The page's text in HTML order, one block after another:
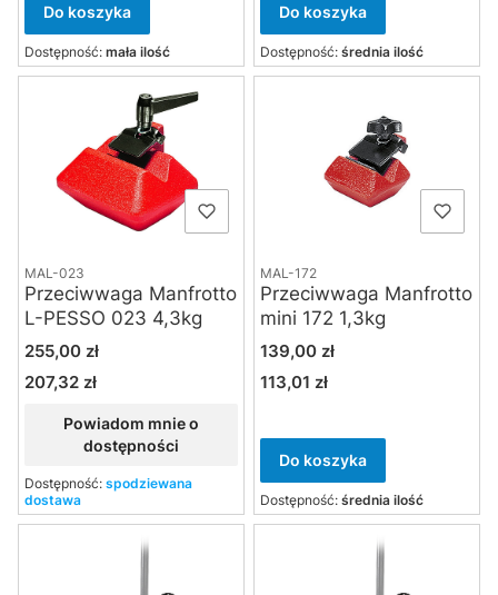
Do koszyka
Dostępność: mała ilość
Do koszyka
Dostępność: średnia ilość
MAL-023
Przeciwwaga Manfrotto
L-PESSO 023 4,3kg
Cena
255,00 zł
Cena
207,32 zł
Powiadom mnie o
dostępności
Dostępność: spodziewana
dostawa
MAL-172
Przeciwwaga Manfrotto
mini 172 1,3kg
Cena
139,00 zł
Cena
113,01 zł
Do koszyka
Dostępność: średnia ilość